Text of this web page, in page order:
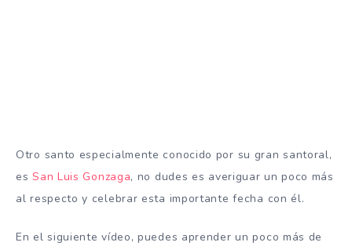
Otro santo especialmente conocido por su gran santoral,
esSan Luis Gonzaga, no dudes es averiguar un poco más
al respecto y celebrar esta importante fecha con él.
En el siguiente vídeo, puedes aprender un poco más de